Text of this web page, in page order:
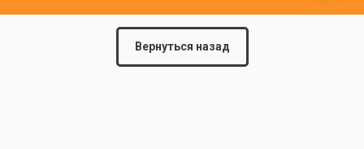
Вернуться назад